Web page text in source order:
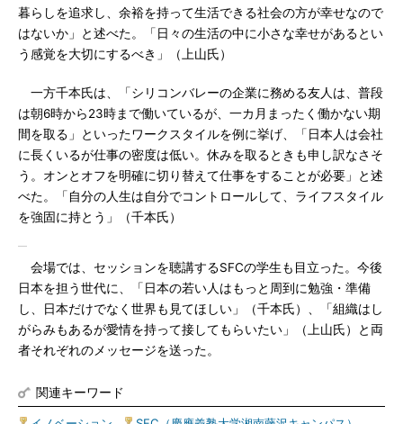
暮らしを追求し、余裕を持って生活できる社会の方が幸せなので
はないか」と述べた。「日々の生活の中に小さな幸せがあるとい
う感覚を大切にするべき」（上山氏）
一方千本氏は、「シリコンバレーの企業に務める友人は、普段
は朝6時から23時まで働いているが、一カ月まったく働かない期
間を取る」といったワークスタイルを例に挙げ、「日本人は会社
に長くいるが仕事の密度は低い。休みを取るときも申し訳なさそ
う。オンとオフを明確に切り替えて仕事をすることが必要」と述
べた。「自分の人生は自分でコントロールして、ライフスタイル
を強固に持とう」（千本氏）
会場では、セッションを聴講するSFCの学生も目立った。今後
日本を担う世代に、「日本の若い人はもっと周到に勉強・準備
し、日本だけでなく世界も見てほしい」（千本氏）、「組織はし
がらみもあるが愛情を持って接してもらいたい」（上山氏）と両
者それぞれのメッセージを送った。
関連キーワード